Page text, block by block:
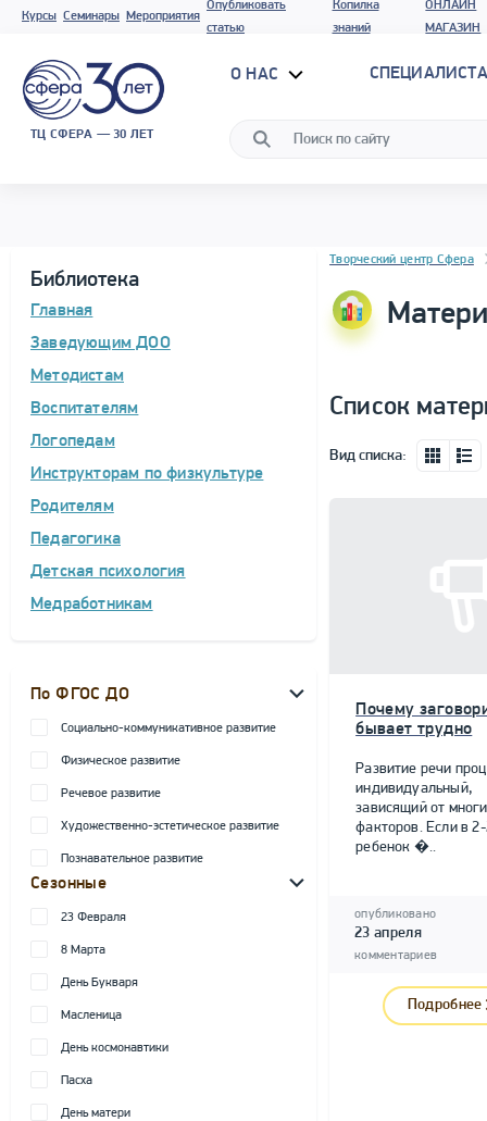
Курсы Семинары Мероприятия
Опубликовать
статью
Копилка
знаний
ОНЛАЙН
МАГАЗИН
ТЦ СФЕРА — 30 ЛЕТ
О НАС
Библиотека
Главная
Заведующим ДОО
Методистам
Воспитателям
Логопедам
Инструкторам по физкультуре
Родителям
Педагогика
Детская психология
Медработникам
По ФГОС ДО
Социально-коммуникативное развитие
Физическое развитие
Речевое развитие
Художественно-эстетическое развитие
Познавательное развитие
Сезонные
23 Февраля
8 Марта
День Букваря
Масленица
День космонавтики
Пасха
День матери
Блок новостей
Творческий центр Сфера
Список
Вид списка:
Почему
бывает трудно
Развитие речи
индивидуальный,
зависящий от
факторов. Если в
ребенок �..
опубликовано
23 апреля
комментариев
Подробнее